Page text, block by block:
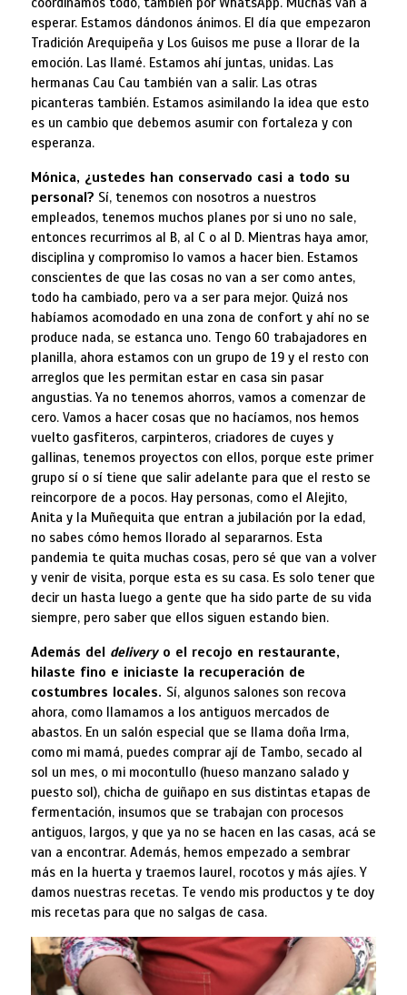
esperar. Estamos dándonos ánimos. El día que empezaron
Tradición Arequipeña y Los Guisos me puse a llorar de la
emoción. Las llamé. Estamos ahí juntas, unidas. Las
hermanas Cau Cau también van a salir. Las otras
picanteras también. Estamos asimilando la idea que esto
es un cambio que debemos asumir con fortaleza y con
esperanza.
Mónica, ¿ustedes han conservado casi a todo su
personal? Sí, tenemos con nosotros a nuestros
empleados, tenemos muchos planes por si uno no sale,
entonces recurrimos al B, al C o al D. Mientras haya amor,
disciplina y compromiso lo vamos a hacer bien. Estamos
conscientes de que las cosas no van a ser como antes,
todo ha cambiado, pero va a ser para mejor. Quizá nos
habíamos acomodado en una zona de confort y ahí no se
produce nada, se estanca uno. Tengo 60 trabajadores en
planilla, ahora estamos con un grupo de 19 y el resto con
arreglos que les permitan estar en casa sin pasar
angustias. Ya no tenemos ahorros, vamos a comenzar de
cero. Vamos a hacer cosas que no hacíamos, nos hemos
vuelto gasfiteros, carpinteros, criadores de cuyes y
gallinas, tenemos proyectos con ellos, porque este primer
grupo sí o sí tiene que salir adelante para que el resto se
reincorpore de a pocos. Hay personas, como el Alejito,
Anita y la Muñequita que entran a jubilación por la edad,
no sabes cómo hemos llorado al separarnos. Esta
pandemia te quita muchas cosas, pero sé que van a volver
y venir de visita, porque esta es su casa. Es solo tener que
decir un hasta luego a gente que ha sido parte de su vida
siempre, pero saber que ellos siguen estando bien.
Además del delivery o el recojo en restaurante,
hilaste fino e iniciaste la recuperación de
costumbres locales. Sí, algunos salones son recova
ahora, como llamamos a los antiguos mercados de
abastos. En un salón especial que se llama doña Irma,
como mi mamá, puedes comprar ají de Tambo, secado al
sol un mes, o mi mocontullo (hueso manzano salado y
puesto sol), chicha de guiñapo en sus distintas etapas de
fermentación, insumos que se trabajan con procesos
antiguos, largos, y que ya no se hacen en las casas, acá se
van a encontrar. Además, hemos empezado a sembrar
más en la huerta y traemos laurel, rocotos y más ajíes. Y
damos nuestras recetas. Te vendo mis productos y te doy
mis recetas para que no salgas de casa.